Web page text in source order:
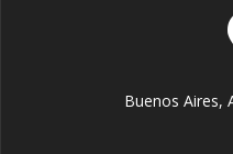
Buenos Aires,